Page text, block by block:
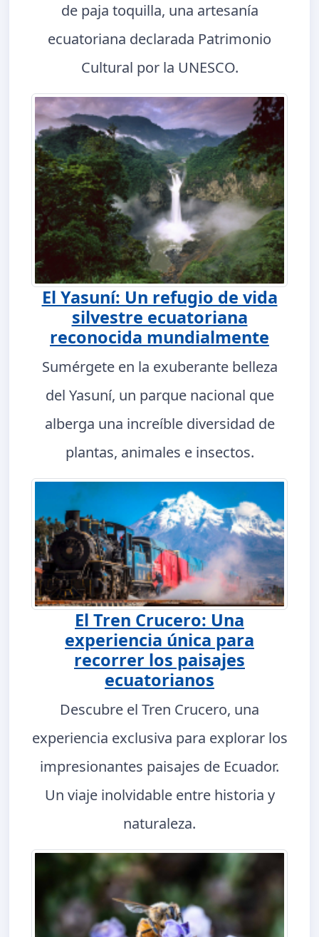
de paja toquilla, una artesanía
ecuatoriana declarada Patrimonio
Cultural por la UNESCO.
El Yasuní: Un refugio de vida
silvestre ecuatoriana
reconocida mundialmente
Sumérgete en la exuberante belleza
del Yasuní, un parque nacional que
alberga una increíble diversidad de
plantas, animales e insectos.
El Tren Crucero: Una
experiencia única para
recorrer los paisajes
ecuatorianos
Descubre el Tren Crucero, una
experiencia exclusiva para explorar los
impresionantes paisajes de Ecuador.
Un viaje inolvidable entre historia y
naturaleza.